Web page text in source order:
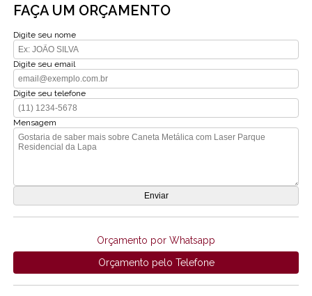
FAÇA UM ORÇAMENTO
Digite seu nome
Digite seu email
Digite seu telefone
Mensagem
Orçamento por Whatsapp
Orçamento pelo Telefone